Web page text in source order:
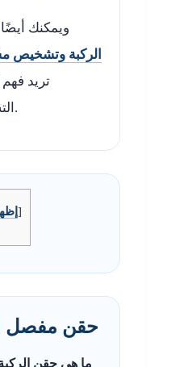
ويمكنك
الركبة وتشخيص
تريد
التشخيص والعلاج المختلفة.
]
حقن مفصل
ما هي حقن